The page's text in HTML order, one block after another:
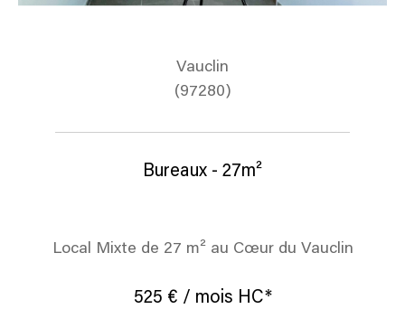
Vauclin
(97280)
Bureaux - 27m²
Local Mixte de 27 m² au Cœur du Vauclin
525 € / mois HC*